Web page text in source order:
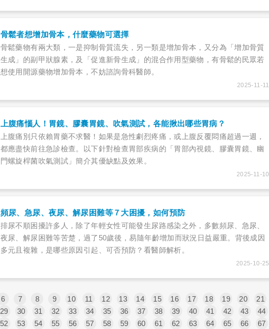
骨鬆者想增加骨本，什麼藥物可選擇
骨鬆藥物有兩大類，一是抑制骨質流失，另一類是增加骨本，又分為「增加骨質
生成」的副甲狀腺素，及「促進新骨生成」的混合作用型藥物，有骨鬆的民眾若
想使用開源藥物增加骨本，不妨諮詢骨科醫師。
2025-11-11
上腹痛惱人！胃鏡、膠囊胃鏡、吹氣測試，各能揪出哪些胃病？
上腹痛別只依賴胃藥不求醫！如果是急性劇烈疼痛，或上腹反覆悶痛超過一週，
都應盡快前往急診檢查。以下針對檢查胃部疾病的「胃部內視鏡、膠囊胃鏡、幽
門螺旋桿菌吹氣測試」簡介其優缺點及效果。
2025-11-10
頻尿、急尿、夜尿、解尿困難等７大困擾，如何預防
排尿不順困擾許多人，除了年輕女性可能發生尿路感染之外，多數頻尿、急尿、
夜尿、解尿困難等苦楚，過了50歲後，易隨年齡增加而狀況日益嚴重。背後成因
多元且複雜，是哪些原因引起、可否預防？看醫師解析。
2025-10-25
6 7 8 9 10 11 12 13 14 15 16 17 18 19 20 21
29 30 31 32 33 34 35 36 37 38 39 40 41 42 43 44
52 53 54 55 56 57 58 59 60 61 62 63 64 65 66 67